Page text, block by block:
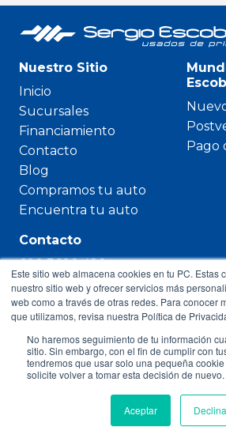
Este sitio web almacena cookies en tu PC. Estas
nuestro sitio web y ofrecer servicios más
web como a través de otras redes. Para conocer
que utilizamos, revisa nuestra Política de
No haremos seguimiento de tu información
sitio. Sin embargo, con el fin de cumplir con
tendremos que usar solo una pequeña
solicite volver a tomar esta decisión de nuevo.
Aceptar
Nuestro Sitio
Inicio
Sucursales
Financiamiento
Contacto
Blog
Compramos tu auto
Encuentra tu auto
Pago
Contacto
600 3600 420
Paicavi 2613,
Concepción
contacto@sergioescobar.cl
Copyright © 2023 Sergio Escobar